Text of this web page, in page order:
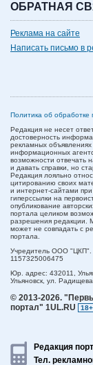
ОБРАТНАЯ
Реклама на сайте
Написать письмо в
Политика об обработке
Редакция не несет
достоверность
рекламных
информационных
возможности отвечать
и давать справки, но
Редакция лояльно
цитированию своих
и интернет-сайтами
гиперссылки на
опубликование
портала целиком
разрешения редакции.
может не совпадать с
портала.
Учредитель ООО
1157325006475
Юр. адрес: 432011,
Ульяновск, ул.
© 2013-2026.
портал" 1UL.RU
18+
Редакция
Тел.